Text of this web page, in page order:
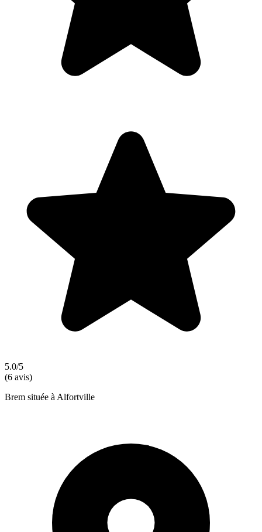
5.0/5
(6 avis)
Brem située à Alfortville